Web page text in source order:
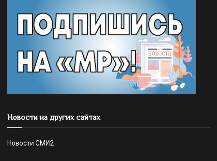
Новости на других сайтах
Новости СМИ2